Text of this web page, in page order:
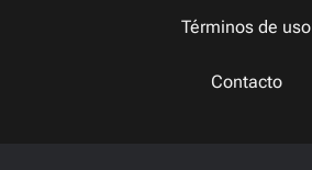
Términos de uso
Contacto